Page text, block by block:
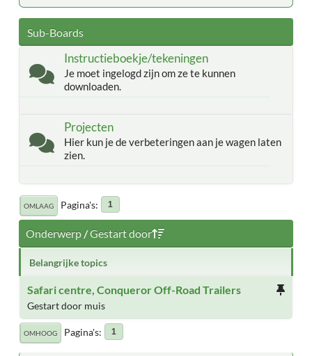
Sub-Boards
Instructieboekje/tekeningen
Je moet ingelogd zijn om ze te kunnen
downloaden.
Projecten
Hier kun je de verbeteringen aan je wagen laten
zien.
OMLAAG Pagina's 1
Onderwerp/Gestart door
Belangrijke topics
Safari centre, Conqueror Off-Road Trailers
Gestart door muis
OMHOOG Pagina's 1